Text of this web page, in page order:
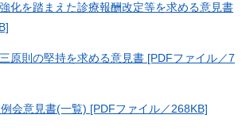
化を踏まえた診療報酬改定等を求める意見書
原則の堅持を求める意見書 [PDFファイル／7
会意見書(一覧) [PDFファイル／268KB]